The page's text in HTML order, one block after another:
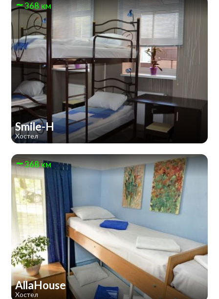
368 км
Smile-H
Хостел
368 км
AllaHouse
Хостел